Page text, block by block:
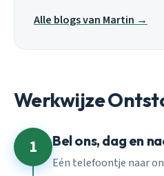
Alle blogs van Martin →
Werkwijze
1 Bel ons, dag en
Eén telefoontje naar